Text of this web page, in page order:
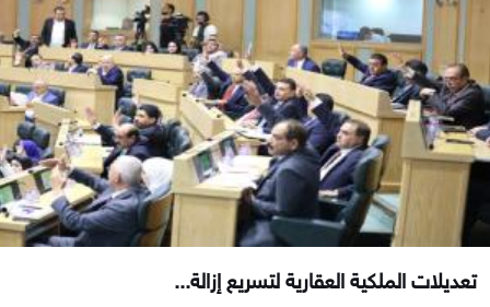
تعديلات الملكية العقارية لتسريع إزالة...